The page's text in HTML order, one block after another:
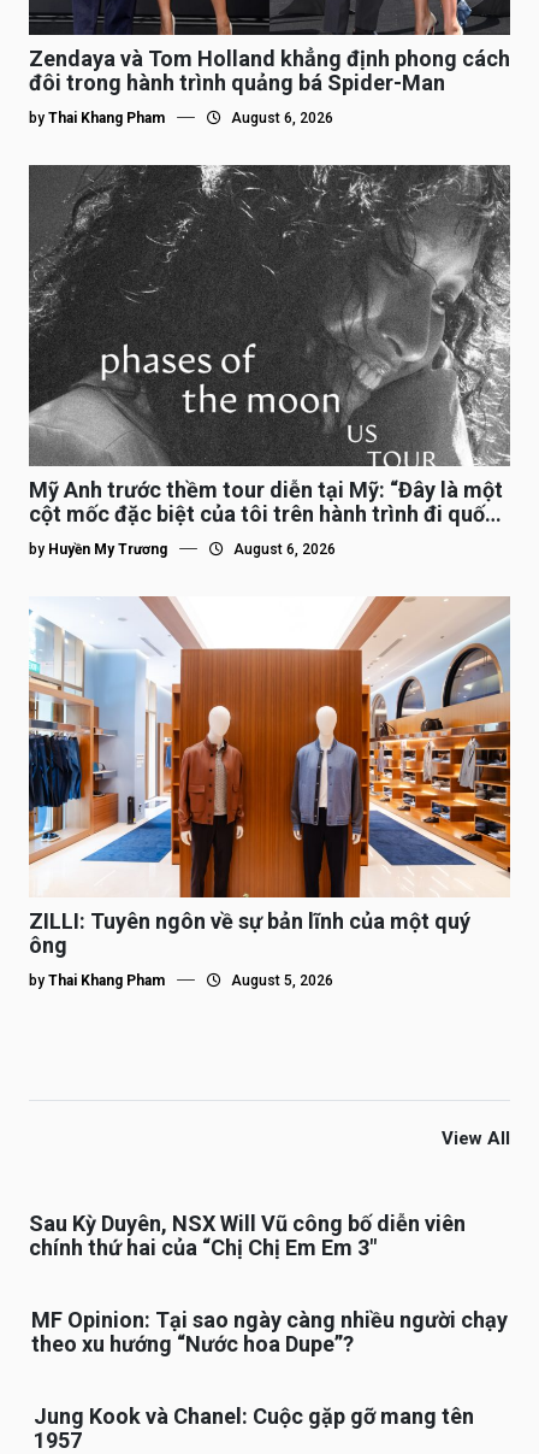
Zendaya và Tom Holland khẳng định phong cách
đôi trong hành trình quảng bá Spider-Man
by Thai Khang Pham August 6, 2026
Mỹ Anh trước thềm tour diễn tại Mỹ: “Đây là một
cột mốc đặc biệt của tôi trên hành trình đi quốc
tế”
by Huyền My Trương August 6, 2026
ZILLI: Tuyên ngôn về sự bản lĩnh của một quý
ông
by Thai Khang Pham August 5, 2026
View All
Sau Kỳ Duyên, NSX Will Vũ công bố diễn viên
chính thứ hai của “Chị Chị Em Em 3″
MF Opinion: Tại sao ngày càng nhiều người chạy
theo xu hướng “Nước hoa Dupe”?
Jung Kook và Chanel: Cuộc gặp gỡ mang tên
1957